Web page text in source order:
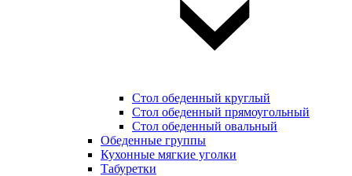
Стол обеденный круглый
Стол обеденный прямоугольный
Стол обеденный овальный
Обеденные группы
Кухонные мягкие уголки
Табуретки